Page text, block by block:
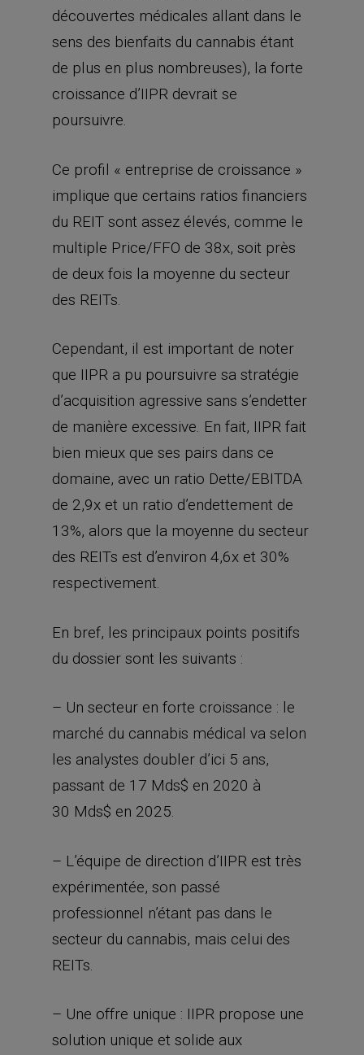
poursuivre.
Ce profil « entreprise de croissance »
implique que certains ratios financiers
du REIT sont assez élevés, comme le
de deux fois la moyenne du secteur
des REITs.
Cependant, il est important de noter
que IIPR a pu poursuivre sa stratégie
d’acquisition agressive sans s’endetter
bien mieux que ses pairs dans ce
domaine, avec un ratio Dette/EBITDA
de 2,9x et un ratio d’endettement de
13%, alors que la moyenne du secteur
des REITs est d’environ 4,6x et 30%
respectivement.
En bref, les principaux points positifs
du dossier sont les suivants :
marché du cannabis médical va selon
les analystes doubler d’ici 5 ans,
30 Mds$ en 2025.
– L’équipe de direction d’IIPR est très
expérimentée, son passé
professionnel n’étant pas dans le
REITs.
– Une offre unique : IIPR propose une
solution unique et solide aux
cultivateurs de cannabis qui, par
l’emprunt bancaire à cause des
restrictions de l’activité au niveau